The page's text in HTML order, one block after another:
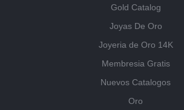
Gold Catalog
Joyas De Oro
Joyeria de Oro 14K
Membresia Gratis
Nuevos Catalogos
Oro